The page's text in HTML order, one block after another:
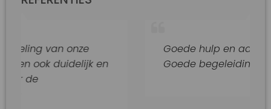
onze
duidelijk en
Goede hulp en adviezen.
Goede begeleiding van dit